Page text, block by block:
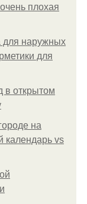
плохая
для наружных
для
в открытом
на
календарь vs